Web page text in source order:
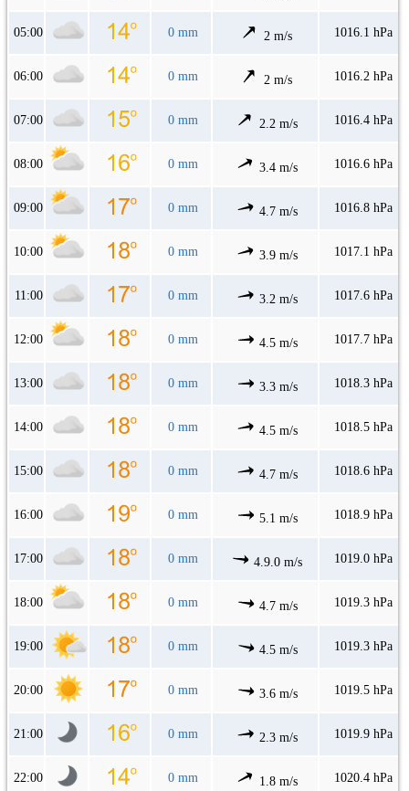
05:00 0 mm 2 m/s 1016.1 hPa
06:00 0 mm 2 m/s 1016.2 hPa
07:00 0 mm 2.2 m/s 1016.4 hPa
08:00 0 mm 3.4 m/s 1016.6 hPa
09:00 0 mm 4.7 m/s 1016.8 hPa
10:00 0 mm 3.9 m/s 1017.1 hPa
11:00 0 mm 3.2 m/s 1017.6 hPa
12:00 0 mm 4.5 m/s 1017.7 hPa
13:00 0 mm 3.3 m/s 1018.3 hPa
14:00 0 mm 4.5 m/s 1018.5 hPa
15:00 0 mm 4.7 m/s 1018.6 hPa
16:00 0 mm 5.1 m/s 1018.9 hPa
17:00 0 mm 4.9.0 m/s 1019.0 hPa
18:00 0 mm 4.7 m/s 1019.3 hPa
19:00 0 mm 4.5 m/s 1019.3 hPa
20:00 0 mm 3.6 m/s 1019.5 hPa
21:00 0 mm 2.3 m/s 1019.9 hPa
22:00 0 mm 1.8 m/s 1020.4 hPa